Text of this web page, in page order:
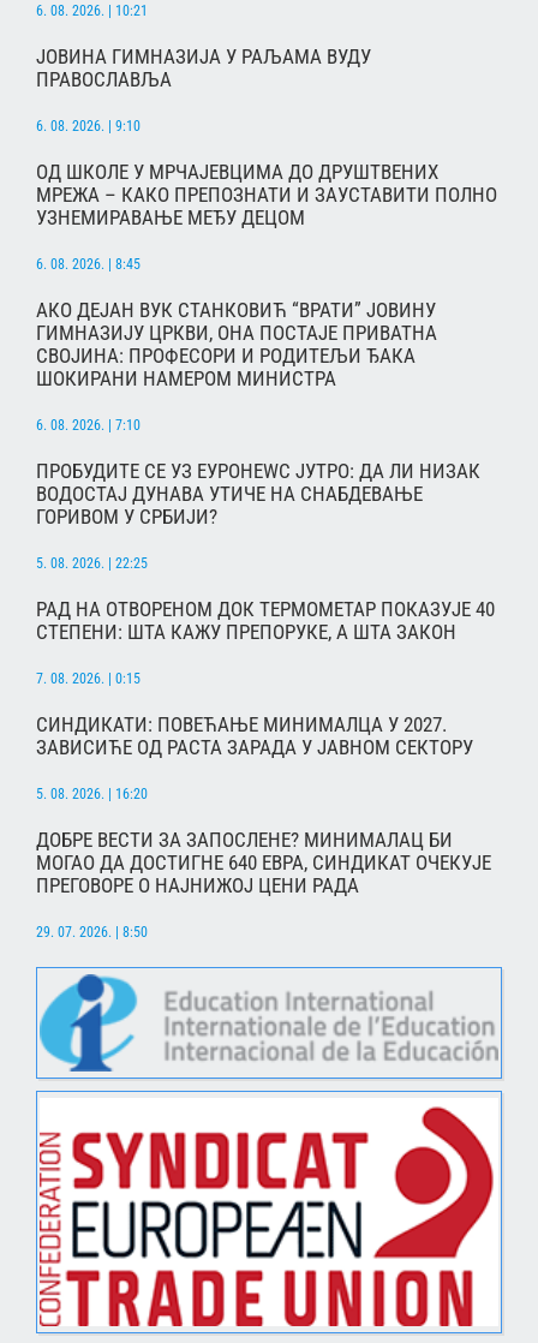
6. 08. 2026. | 10:21
ЈОВИНА ГИМНАЗИЈА У РАЉАМА ВУДУ
ПРАВОСЛАВЉА
6. 08. 2026. | 9:10
ОД ШКОЛЕ У МРЧАЈЕВЦИМА ДО ДРУШТВЕНИХ
МРЕЖА – КАКО ПРЕПОЗНАТИ И ЗАУСТАВИТИ ПОЛНО
УЗНЕМИРАВАЊЕ МЕЂУ ДЕЦОМ
6. 08. 2026. | 8:45
АКО ДЕЈАН ВУК СТАНКОВИЋ “ВРАТИ” ЈОВИНУ
ГИМНАЗИЈУ ЦРКВИ, ОНА ПОСТАЈЕ ПРИВАТНА
СВОЈИНА: ПРОФЕСОРИ И РОДИТЕЉИ ЂАКА
ШОКИРАНИ НАМЕРОМ МИНИСТРА
6. 08. 2026. | 7:10
ПРОБУДИТЕ СЕ УЗ ЕУРОНЕWС ЈУТРО: ДА ЛИ НИЗАК
ВОДОСТАЈ ДУНАВА УТИЧЕ НА СНАБДЕВАЊЕ
ГОРИВОМ У СРБИЈИ?
5. 08. 2026. | 22:25
РАД НА ОТВОРЕНОМ ДОК ТЕРМОМЕТАР ПОКАЗУЈЕ 40
СТЕПЕНИ: ШТА КАЖУ ПРЕПОРУКЕ, А ШТА ЗАКОН
7. 08. 2026. | 0:15
СИНДИКАТИ: ПОВЕЋАЊЕ МИНИМАЛЦА У 2027.
ЗАВИСИЋЕ ОД РАСТА ЗАРАДА У ЈАВНОМ СЕКТОРУ
5. 08. 2026. | 16:20
ДОБРЕ ВЕСТИ ЗА ЗАПОСЛЕНЕ? МИНИМАЛАЦ БИ
МОГАО ДА ДОСТИГНЕ 640 ЕВРА, СИНДИКАТ ОЧЕКУЈЕ
ПРЕГОВОРЕ О НАЈНИЖОЈ ЦЕНИ РАДА
29. 07. 2026. | 8:50